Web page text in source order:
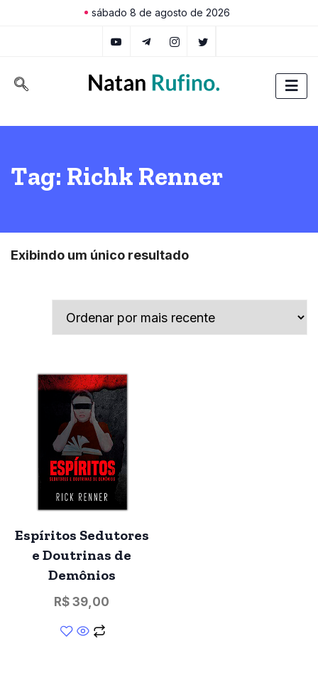
sábado 8 de agosto de 2026
Tag: Richk Renner
Exibindo um único resultado
Espíritos Sedutores
e Doutrinas de
Demônios
R$ 39,00